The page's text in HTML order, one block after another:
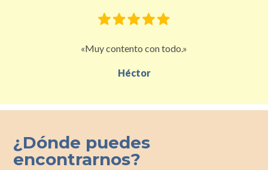
«Muy contento con todo.»
Héctor
¿Dónde puedes
encontrarnos?